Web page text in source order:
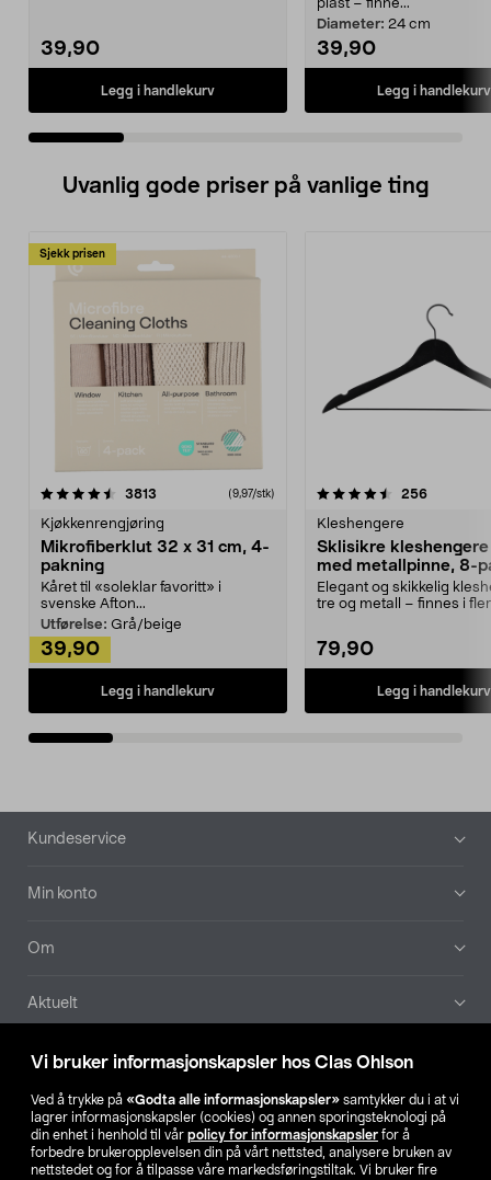
Vi bruker informasjonskapsler hos Clas Ohlson
Ved å trykke på «Godta alle informasjonskapsler» samtykker du i at vi
lagrer informasjonskapsler (cookies) og annen sporingsteknologi på
din enhet i henhold til vår policy for informasjonskapsler for å
forbedre brukeropplevelsen din på vårt nettsted, analysere bruken av
nettstedet og for å tilpasse våre markedsføringstiltak. Vi bruker fire
39,90
Legg i handlekurv
plast – finne...
Diameter: 24 cm
39,90
Legg i handlekurv
Uvanlig gode priser på vanlige ting
Sjekk prisen
3813 anmeldelser(9,97/stk)
Kjøkkenrengjøring
Mikrofiberklut 32 x 31 cm, 4-
pakning
Kåret til «soleklar favoritt» i
svenske Afton...
Utførelse: Grå/beige
39,90
Legg i handlekurv
4.5av 5 stjerner 256
Kleshengere
Sklisikre
med metallpinne, 8-
Elegant og skikkelig
tre og metall – finnes i
79,90
Legg i handlekurv
4.5av 5 stjerner
Bunntekst
Kundeservice
Min konto
Om
Aktuelt
Våre selskaper
Finn din butikk
SE NO FI